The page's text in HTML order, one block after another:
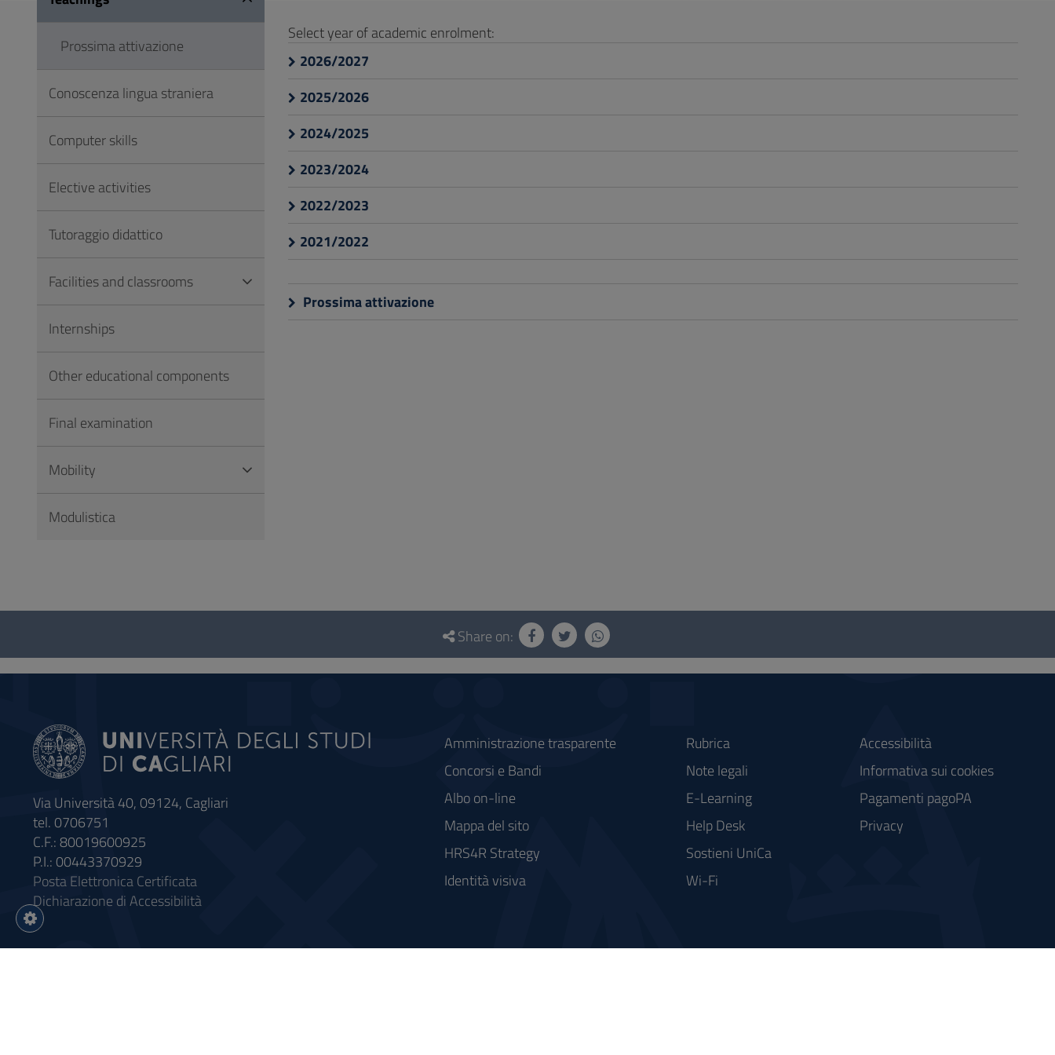
Footer
Select year of academic enrolment:
2026/2027
2025/2026
2024/2025
2023/2024
2022/2023
2021/2022
Prossima attivazione
Prossima attivazione
Conoscenza lingua straniera
Computer skills
Elective activities
Tutoraggio didattico
Facilities and classrooms
Internships
Other educational components
Final examination
Mobility
Modulistica
Questionnaire
social
Share on:
Via Università 40, 09124, Cagliari
tel. 0706751
C.F.: 80019600925
P.I.: 00443370929
Posta Elettronica Certificata
Dichiarazione di Accessibilità
Amministrazione trasparente
Concorsi e Bandi
Albo on-line
Mappa del sito
HRS4R Strategy
Identità visiva
Rubrica
Note legali
E-Learning
Help Desk
Sostieni UniCa
Wi-Fi
Accessibilità
Informativa sui cookies
Pagamenti pagoPA
Privacy
Impostazioni
cookie